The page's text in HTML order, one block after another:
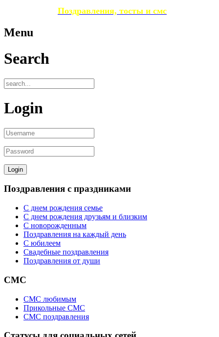
Поздравления, тосты и смс
Menu
Search
Login
Поздравления с праздниками
С днем рождения семье
С днем рождения друзьям и близким
C новорожденным
Поздравления на каждый день
С юбилеем
Свадебные поздравления
Поздравления от души
СМС
СМС любимым
Прикольные СМС
СМС поздравления